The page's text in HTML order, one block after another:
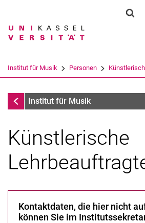
Suchbegriff
Suchen (öffnet
Institut für Musik Personen
Personen
Institut für Musik
Künstlerische
Kontaktdaten, die hier nicht
können Sie im